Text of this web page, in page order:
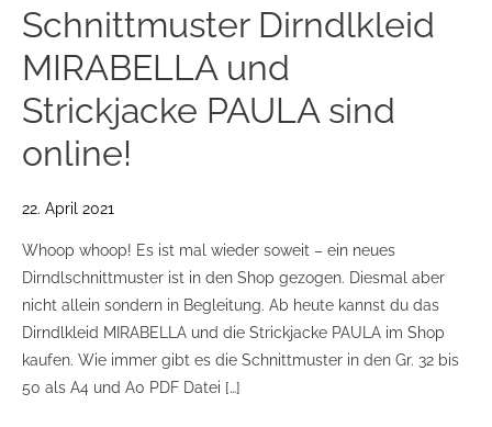
Schnittmuster Dirndlkleid
MIRABELLA und
Strickjacke PAULA sind
online!
22. April 2021
Whoop whoop! Es ist mal wieder soweit – ein neues
Dirndlschnittmuster ist in den Shop gezogen. Diesmal aber
nicht allein sondern in Begleitung. Ab heute kannst du das
Dirndlkleid MIRABELLA und die Strickjacke PAULA im Shop
kaufen. Wie immer gibt es die Schnittmuster in den Gr. 32 bis
50 als A4 und A0 PDF Datei […]